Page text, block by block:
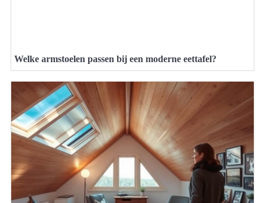
Welke armstoelen passen bij een moderne eettafel?